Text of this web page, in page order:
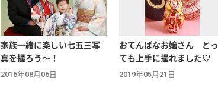
家族一緒に楽しい七五三写
真を撮ろう～！
2016年08月06日
おてんばなお嬢さん とっ
ても上手に撮れました♡
2019年05月21日